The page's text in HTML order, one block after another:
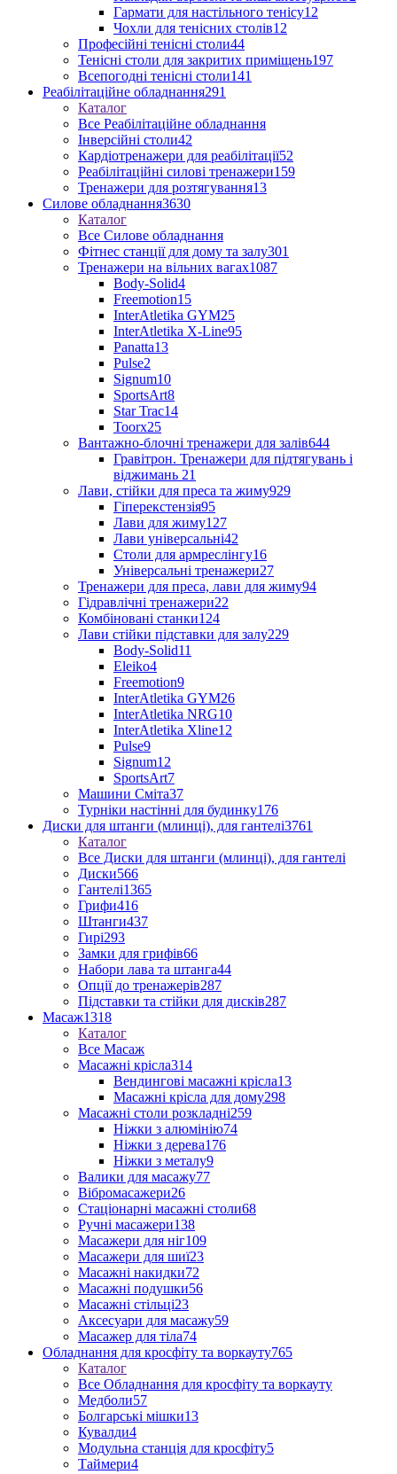
Гармати для настільного тенісу12
Чохли для тенісних столів12
Професійні тенісні столи44
Тенісні столи для закритих приміщень197
Всепогодні тенісні столи141
Реабілітаційне обладнання291
Каталог
Все Реабілітаційне обладнання
Інверсійні столи42
Кардіотренажери для реабілітації52
Реабілітаційні силові тренажери159
Тренажери для розтягування13
Силове обладнання3630
Каталог
Все Силове обладнання
Фітнес станції для дому та залу301
Тренажери на вільних вагах1087
Body-Solid4
Freemotion15
InterAtletika GYM25
InterAtletika X-Line95
Panatta13
Pulse2
Signum10
SportsArt8
Star Trac14
Toorx25
Вантажно-блочні тренажери для залів644
Гравітрон. Тренажери для підтягувань і
віджимань 21
Лави, стійки для преса та жиму929
Гіперекстензія95
Лави для жиму127
Лави універсальні42
Столи для армреслінгу16
Універсальні тренажери27
Тренажери для преса, лави для жиму94
Гідравлічні тренажери22
Комбіновані станки124
Лави стійки підставки для залу229
Body-Solid11
Eleiko4
Freemotion9
InterAtletika GYM26
InterAtletika NRG10
InterAtletika Xline12
Pulse9
Signum12
SportsArt7
Машини Сміта37
Турніки настінні для будинку176
Диски для штанги (млинці), для гантелі3761
Каталог
Все Диски для штанги (млинці), для гантелі
Диски566
Гантелі1365
Грифи416
Штанги437
Гирі293
Замки для грифів66
Набори лава та штанга44
Опції до тренажерів287
Підставки та стійки для дисків287
Масаж1318
Каталог
Все Масаж
Масажні крісла314
Вендингові масажні крісла13
Масажні крісла для дому298
Масажні столи розкладні259
Ніжки з алюмінію74
Ніжки з дерева176
Ніжки з металу9
Валики для масажу77
Вібромасажери26
Стаціонарні масажні столи68
Ручні масажери138
Масажери для ніг109
Масажери для шиї23
Масажні накидки72
Масажні подушки56
Масажні стільці23
Аксесуари для масажу59
Масажер для тіла74
Обладнання для кросфіту та воркауту765
Каталог
Все Обладнання для кросфіту та воркауту
Медболи57
Болгарські мішки13
Кувалди4
Модульна станція для кросфіту5
Таймери4